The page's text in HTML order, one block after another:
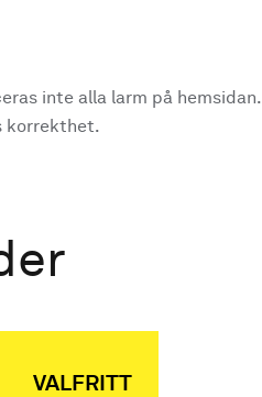
inte alla larm på hemsidan.
korrekthet.
VALFRITT